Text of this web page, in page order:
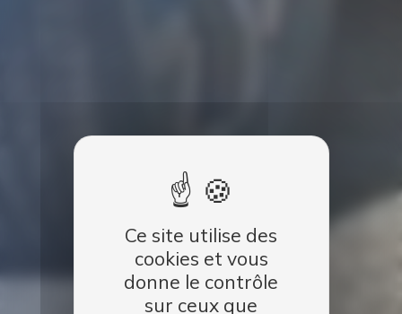
Ce site utilise des
cookies et vous
donne le contrôle
sur ceux que